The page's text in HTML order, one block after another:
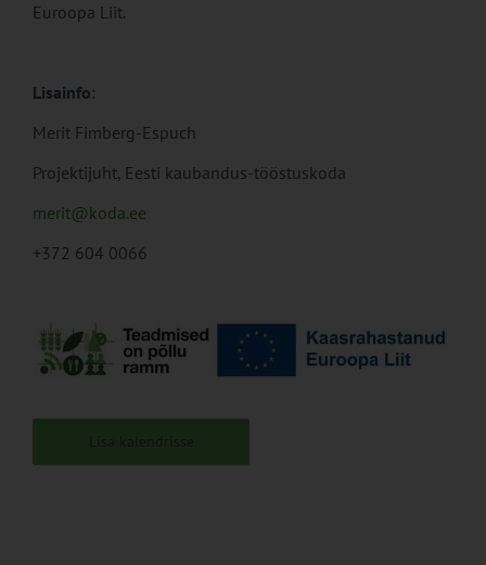
Euroopa Liit.
Lisainfo:
Merit Fimberg-Espuch
Projektijuht, Eesti kaubandus-tööstuskoda
merit@koda.ee
+372 604 0066